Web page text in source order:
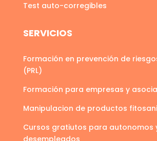
Test auto-corregibles
SERVICIOS
Formación en prevención de
(PRL)
Formación para empresas y
Manipulacion de productos
Cursos gratiutos para autonomos